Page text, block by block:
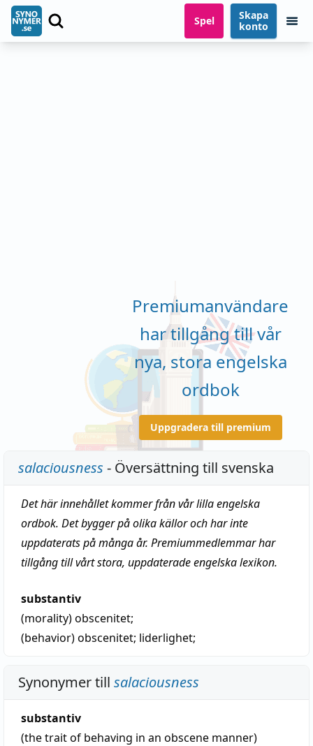
Spel
Skapa
konto
Premiumanvändare
har tillgång till vår
nya, stora engelska
ordbok
Uppgradera till premium
salaciousness - Översättning till svenska
Det här innehållet kommer från vår lilla engelska
ordbok. Det bygger på olika källor och har inte
uppdaterats på många år. Premiummedlemmar har
tillgång till vårt stora, uppdaterade engelska lexikon.
substantiv
(morality)obscenitet;
(behavior)obscenitet; liderlighet;
Synonymer till salaciousness
substantiv
(the trait of behaving in an obscene manner)